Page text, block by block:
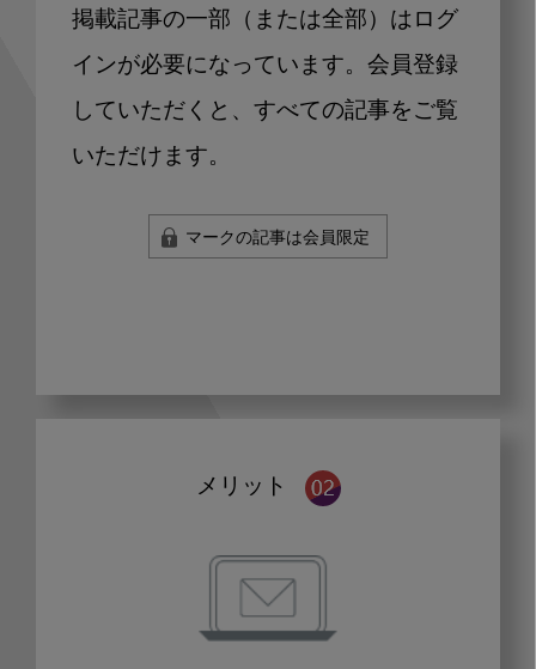
掲載記事の一部（または全部）はログ
インが必要になっています。会員登録
していただくと、すべての記事をご覧
いただけます。
マークの記事は会員限定
メリット